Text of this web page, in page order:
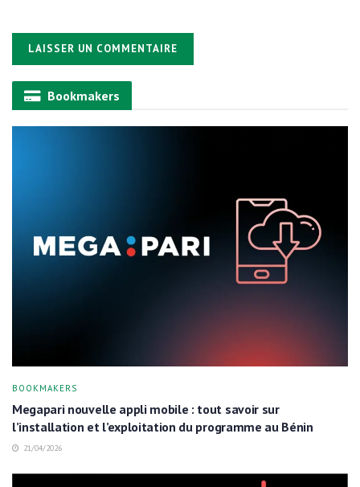
Alternative:Bookmakers
BOOKMAKERS
Megapari nouvelle appli mobile : tout savoir sur
l’installation et l’exploitation du programme au Bénin
21/04/2026